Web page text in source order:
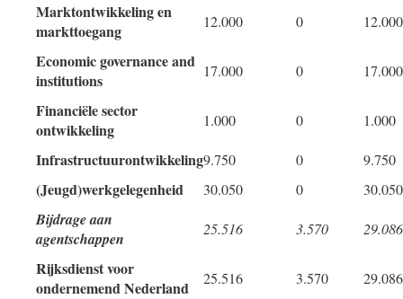
Marktontwikkeling en
markttoegang
12.000 0 12.000
Economic governance and
institutions
17.000 0 17.000
Financiële sector
ontwikkeling
1.000 0 1.000
Infrastructuurontwikkeling9.750 0 9.750
(Jeugd)werkgelegenheid 30.050 0 30.050
Bijdrage aan
agentschappen
25.516 3.570 29.086
Rijksdienst voor
ondernemend Nederland
25.516 3.570 29.086